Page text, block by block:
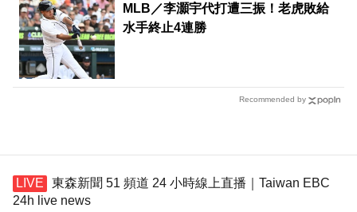
MLB／李灝宇代打遭三振！老虎敗給
水手終止4連勝
Recommended by
東森新聞 51 頻道 24 小時線上直播｜Taiwan EBC
24h live news